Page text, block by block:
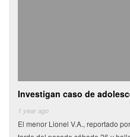
Investigan caso de
1 year ago
El menor Lionel V.A., reportado